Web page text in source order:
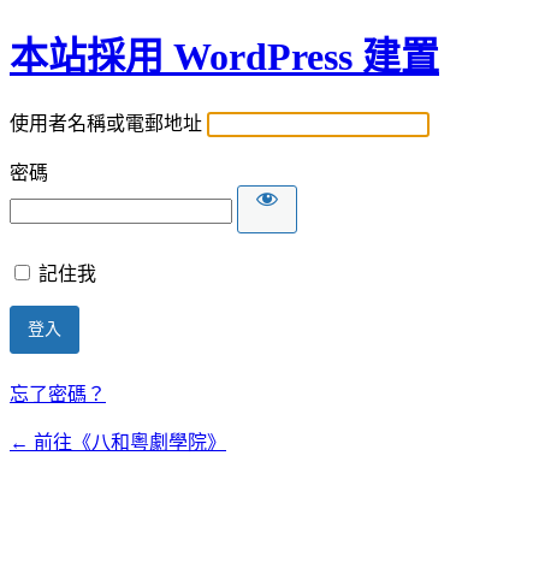
本站採用 WordPress 建置
使用者名稱或電郵地址
密碼
記住我
忘了密碼？
← 前往《八和粵劇學院》